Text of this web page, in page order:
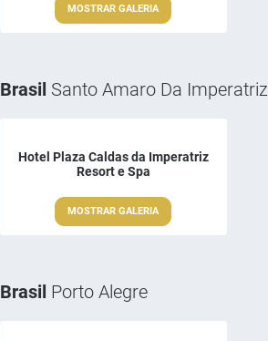
MOSTRAR GALERIA
Brasil Santo Amaro Da Imperatriz
Hotel Plaza Caldas da Imperatriz
Resort e Spa
MOSTRAR GALERIA
Brasil Porto Alegre